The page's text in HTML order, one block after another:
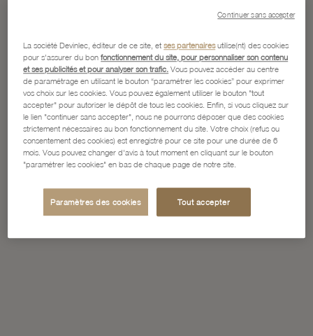
La société Devinlec, éditeur de ce site, etses partenairesutilise(nt) des cookies
pour s'assurer du bonfonctionnement du site, pour personnaliser son contenu
et ses publicités et pour analyser son trafic. Vous pouvez accéder au centre
de paramétrage en utilisant le bouton “paramétrer les cookies” pour exprimer
vos choix sur les cookies. Vous pouvez également utiliser le bouton "tout
accepter" pour autoriser le dépôt de tous les cookies. Enfin, si vous cliquez sur
le lien "continuer sans accepter", nous ne pourrons déposer que des cookies
strictement nécessaires au bon fonctionnement du site. Votre choix (refus ou
consentement des cookies) est enregistré pour ce site pour une durée de 6
mois. Vous pouvez changer d'avis à tout moment en cliquant sur le bouton
"paramétrer les cookies" en bas de chaque page de notre site.
Paramètres des cookies Tout accepter
Continuer sans accepter